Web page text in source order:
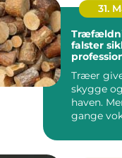
31.
falster sikkert,
Træer
skygge
haven.
gange
ell...